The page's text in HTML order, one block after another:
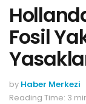
Fosil
by Haber Merkezi
Reading Time: 3